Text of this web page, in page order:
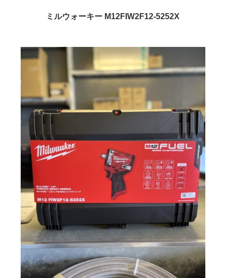
CVTケーブル(8)
同軸ケーブル
エコケーブル
(3)
ミルウォーキー M12FIW2F12-5252X